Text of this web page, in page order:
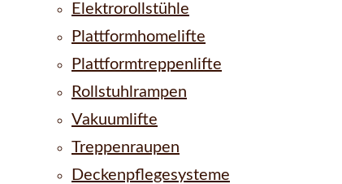
Elektrorollstühle
Plattformhomelifte
Plattformtreppenlifte
Rollstuhlrampen
Vakuumlifte
Treppenraupen
Deckenpflegesysteme